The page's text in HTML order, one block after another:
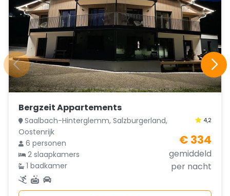
Bergzeit Appartements
Saalbach-Hinterglemm, Salzburgerland,
Oostenrijk
4,2
6 personen
2 slaapkamers
1 badkamer
€ 334
gemiddeld
per nacht